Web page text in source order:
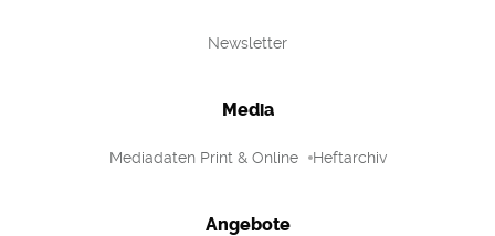
Newsletter
Media
Mediadaten Print & Online Heftarchiv
Angebote